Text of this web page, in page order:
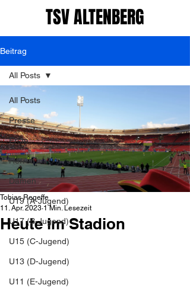
TSV ALTENBERG
Beitrag
All Posts
Presse
Erste
Herren
Damen
U19 (A-Jugend)
U17 (B-Jugend)
U15 (C-Jugend)
U13 (D-Jugend)
U11 (E-Jugend)
All Posts
Heute im Stadion
Tobias Regeffe
11. Apr. 2023 1 Min. Lesezeit